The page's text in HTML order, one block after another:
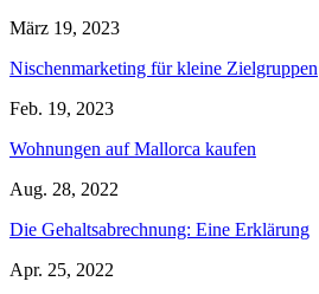
März 19, 2023
Nischenmarketing für kleine Zielgruppen
Feb. 19, 2023
Wohnungen auf Mallorca kaufen
Aug. 28, 2022
Die Gehaltsabrechnung: Eine Erklärung
Apr. 25, 2022